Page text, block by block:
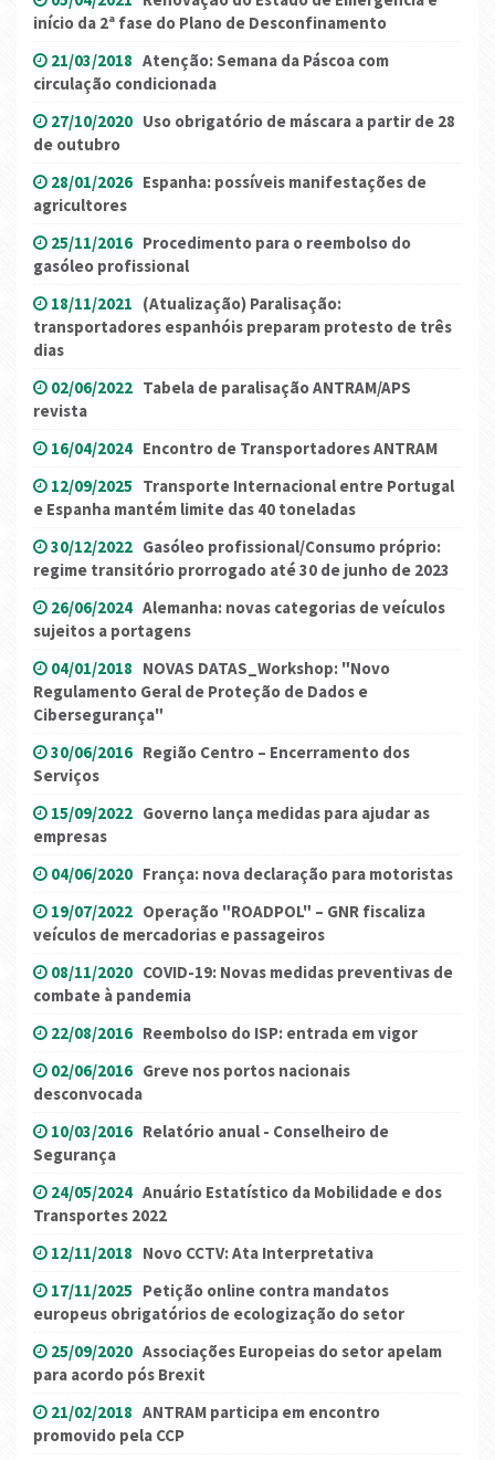
início da 2ª fase do Plano de Desconfinamento
21/03/2018 Atenção: Semana da Páscoa com
circulação condicionada
27/10/2020 Uso obrigatório de máscara a partir de 28
de outubro
28/01/2026 Espanha: possíveis manifestações de
agricultores
25/11/2016 Procedimento para o reembolso do
gasóleo profissional
18/11/2021 (Atualização) Paralisação:
transportadores espanhóis preparam protesto de três
dias
02/06/2022 Tabela de paralisação ANTRAM/APS
revista
16/04/2024 Encontro de Transportadores ANTRAM
12/09/2025 Transporte Internacional entre Portugal
e Espanha mantém limite das 40 toneladas
30/12/2022 Gasóleo profissional/Consumo próprio:
regime transitório prorrogado até 30 de junho de 2023
26/06/2024 Alemanha: novas categorias de veículos
sujeitos a portagens
04/01/2018 NOVAS DATAS_Workshop: "Novo
Regulamento Geral de Proteção de Dados e
Cibersegurança"
30/06/2016 Região Centro – Encerramento dos
Serviços
15/09/2022 Governo lança medidas para ajudar as
empresas
04/06/2020 França: nova declaração para motoristas
19/07/2022 Operação "ROADPOL" – GNR fiscaliza
veículos de mercadorias e passageiros
08/11/2020 COVID-19: Novas medidas preventivas de
combate à pandemia
22/08/2016 Reembolso do ISP: entrada em vigor
02/06/2016 Greve nos portos nacionais
desconvocada
10/03/2016 Relatório anual - Conselheiro de
Segurança
24/05/2024 Anuário Estatístico da Mobilidade e dos
Transportes 2022
12/11/2018 Novo CCTV: Ata Interpretativa
17/11/2025 Petição online contra mandatos
europeus obrigatórios de ecologização do setor
25/09/2020 Associações Europeias do setor apelam
para acordo pós Brexit
21/02/2018 ANTRAM participa em encontro
promovido pela CCP